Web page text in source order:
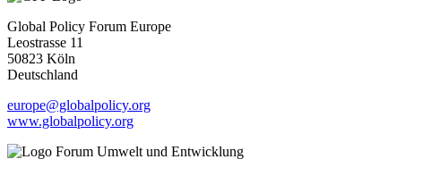
Global Policy Forum Europe
Leostrasse 11
50823 Köln
Deutschland
europe@globalpolicy.org
www.globalpolicy.org